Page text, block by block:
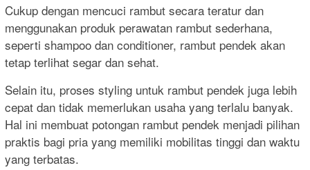
Cukup dengan mencuci rambut secara teratur dan
menggunakan produk perawatan rambut sederhana,
seperti shampoo dan conditioner, rambut pendek akan
tetap terlihat segar dan sehat.
Selain itu, proses styling untuk rambut pendek juga lebih
cepat dan tidak memerlukan usaha yang terlalu banyak.
Hal ini membuat potongan rambut pendek menjadi pilihan
praktis bagi pria yang memiliki mobilitas tinggi dan waktu
yang terbatas.